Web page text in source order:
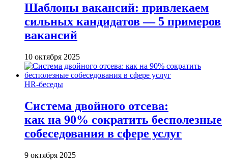
Шаблоны вакансий: привлекаем
сильных кандидатов — 5 примеров
вакансий
10 октября 2025
HR-беседы
Система двойного отсева:
как на 90% сократить бесполезные
собеседования в сфере услуг
9 октября 2025